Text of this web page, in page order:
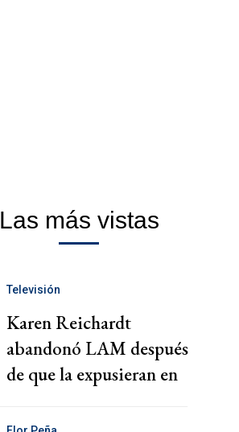
Las más vistas
Televisión
Karen Reichardt
abandonó LAM después
de que la expusieran en